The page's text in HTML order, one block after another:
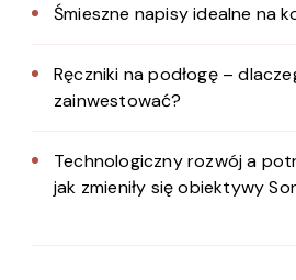
Śmieszne napisy idealne na
Ręczniki na podłogę –
zainwestować?
Technologiczny rozwój a
jak zmieniły się obiektywy